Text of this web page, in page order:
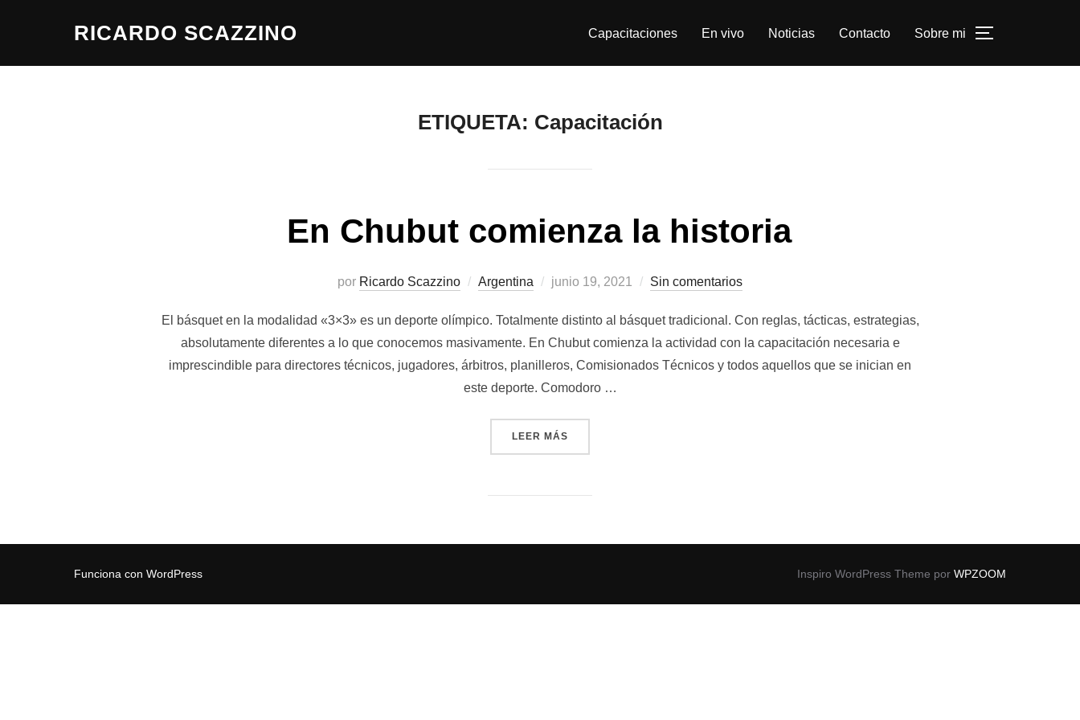
RICARDO SCAZZINO Capacitaciones En vivo Noticias Contacto Sobre mi ALTERNAR
ETIQUETA: Capacitación
En Chubut comienza la historia
por Ricardo Scazzino Argentina
Publicado
junio 19, 2021 Sin comentarios
El básquet en la modalidad «3×3» es un deporte olímpico. Totalmente distinto al básquet tradicional. Con reglas, tácticas, estrategias,
absolutamente diferentes a lo que conocemos masivamente. En Chubut comienza la actividad con la capacitación necesaria e
imprescindible para directores técnicos, jugadores, árbitros, planilleros, Comisionados Técnicos y todos aquellos que se inician en
este deporte. Comodoro …
LEER MÁS
Funciona con WordPress Inspiro WordPress Theme por WPZOOM